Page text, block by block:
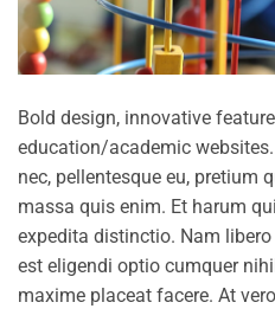
Bold design, innovative
education/academic
nec, pellentesque eu, pretium
massa quis enim. Et harum
expedita distinctio. Nam
est eligendi optio cumquer
maxime placeat facere. At